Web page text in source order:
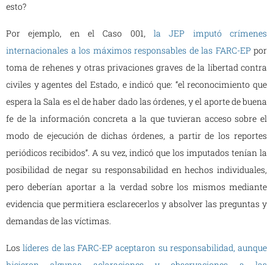
esto?
Por ejemplo, en el Caso 001,
la JEP imputó crímenes
internacionales a los máximos responsables de las FARC-EP por
toma de rehenes y otras privaciones graves de la libertad contra
civiles y agentes del Estado, e indicó que: “el reconocimiento que
espera la Sala es el de haber dado las órdenes, y el aporte de buena
fe de la información concreta a la que tuvieran acceso sobre el
modo de ejecución de dichas órdenes, a partir de los reportes
periódicos recibidos”. A su vez, indicó que los imputados tenían la
posibilidad de negar su responsabilidad en hechos individuales,
pero deberían aportar a la verdad sobre los mismos mediante
evidencia que permitiera esclarecerlos y absolver las preguntas y
demandas de las víctimas.
Los líderes de las FARC-EP aceptaron su responsabilidad, aunque